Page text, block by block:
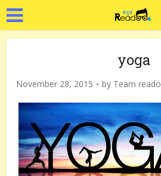
yoga
November 28, 2015 by Team